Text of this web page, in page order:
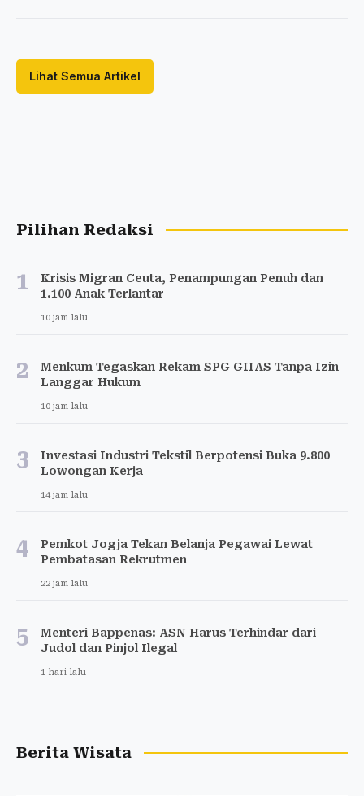
Lihat Semua Artikel
Pilihan Redaksi
1
Krisis Migran Ceuta, Penampungan Penuh dan
1.100 Anak Terlantar
10 jam lalu
2
Menkum Tegaskan Rekam SPG GIIAS Tanpa Izin
Langgar Hukum
10 jam lalu
3
Investasi Industri Tekstil Berpotensi Buka 9.800
Lowongan Kerja
14 jam lalu
4
Pemkot Jogja Tekan Belanja Pegawai Lewat
Pembatasan Rekrutmen
22 jam lalu
5
Menteri Bappenas: ASN Harus Terhindar dari
Judol dan Pinjol Ilegal
1 hari lalu
Berita Wisata